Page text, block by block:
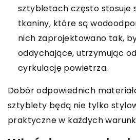
sztybletach często stosuje
tkaniny, które są
nich zaprojektowano tak,
oddychające, utrzymując
cyrkulację powietrza.
Dobór odpowiednich
sztyblety będą nie tylko
praktyczne w każdych